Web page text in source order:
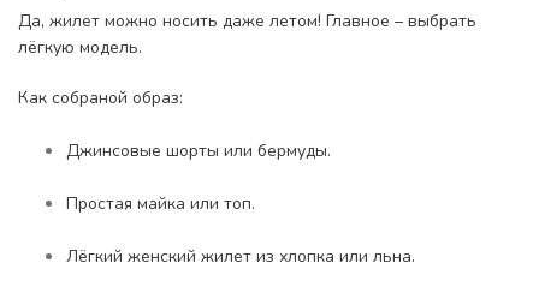
Да, жилет можно носить даже летом! Главное – выбрать
лёгкую модель.
Как собраной образ:
Джинсовые шорты или бермуды.
Простая майка или топ.
Лёгкий женский жилет из хлопка или льна.